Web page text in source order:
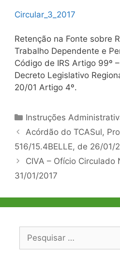
Circular_3_2017
Retenção na Fonte sobre
Trabalho Dependente e
Código de IRS Artigo 99º
Decreto Legislativo
20/01 Artigo 4º.
Categorias
Instruções
Navegação
de
Acórdão do TCASul,
516/15.4BELLE, de 26/01/
CIVA – Ofício Circulado
31/01/2017
Pesquisar